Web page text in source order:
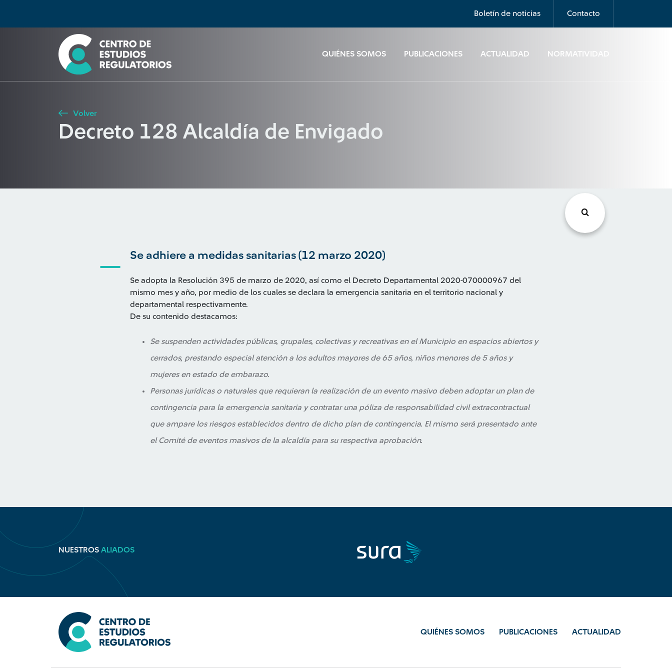
Boletín de noticias Contacto
QUIÉNES SOMOS PUBLICACIONES ACTUALIDAD NORMATIVIDAD
Seleccione país
Buscar
Volver
Decreto 128 Alcaldía de Envigado
Se adhiere a medidas sanitarias (12 marzo 2020)
Se adopta la Resolución 395 de marzo de 2020, así como el Decreto Departamental 2020-070000967 del
mismo mes y año, por medio de los cuales se declara la emergencia sanitaria en el territorio nacional y
departamental respectivamente.
De su contenido destacamos:
Se suspenden actividades públicas, grupales, colectivas y recreativas en el Municipio en espacios abiertos y
cerrados, prestando especial atención a los adultos mayores de 65 años, niños menores de 5 años y
mujeres en estado de embarazo.
Personas jurídicas o naturales que requieran la realización de un evento masivo deben adoptar un plan de
contingencia para la emergencia sanitaria y contratar una póliza de responsabilidad civil extracontractual
que ampare los riesgos establecidos dentro de dicho plan de contingencia. El mismo será presentado ante
el Comité de eventos masivos de la alcaldía para su respectiva aprobación.
NUESTROS ALIADOS
QUIÉNES SOMOS PUBLICACIONES ACTUALIDAD